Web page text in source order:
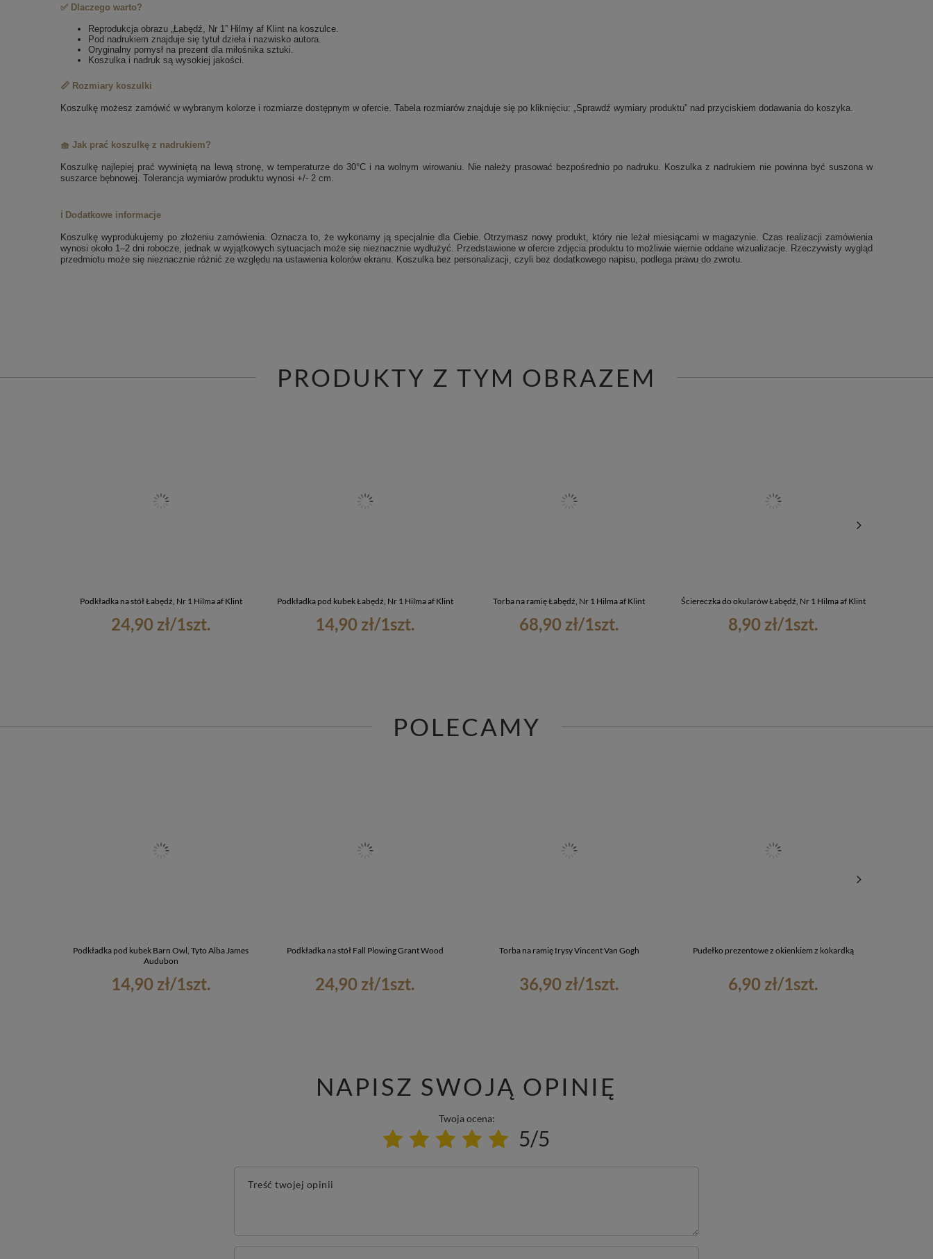
✅ Dlaczego warto?
Reprodukcja obrazu „Łabędź, Nr 1” Hilmy af Klint na koszulce.
Pod nadrukiem znajduje się tytuł dzieła i nazwisko autora.
Oryginalny pomysł na prezent dla miłośnika sztuki.
Koszulka i nadruk są wysokiej jakości.
📏 Rozmiary koszulki
Koszulkę możesz zamówić w wybranym kolorze i rozmiarze dostępnym w ofercie. Tabela rozmiarów znajduje się po kliknięciu: „Sprawdź wymiary produktu” nad przyciskiem dodawania do koszyka.
🧺 Jak prać koszulkę z nadrukiem?
Koszulkę najlepiej prać wywiniętą na lewą stronę, w temperaturze do 30°C i na wolnym wirowaniu. Nie należy prasować bezpośrednio po nadruku. Koszulka z nadrukiem nie powinna być suszona w
suszarce bębnowej. Tolerancja wymiarów produktu wynosi +/- 2 cm.
ℹ️ Dodatkowe informacje
Koszulkę wyprodukujemy po złożeniu zamówienia. Oznacza to, że wykonamy ją specjalnie dla Ciebie. Otrzymasz nowy produkt, który nie leżał miesiącami w magazynie. Czas realizacji zamówienia
wynosi około 1–2 dni robocze, jednak w wyjątkowych sytuacjach może się nieznacznie wydłużyć. Przedstawione w ofercie zdjęcia produktu to możliwie wiernie oddane wizualizacje. Rzeczywisty wygląd
przedmiotu może się nieznacznie różnić ze względu na ustawienia kolorów ekranu. Koszulka bez personalizacji, czyli bez dodatkowego napisu, podlega prawu do zwrotu.
PRODUKTY Z TYM OBRAZEM
Podkładka na stół Łabędź, Nr 1 Hilma af Klint
24,90 zł/1szt.
Podkładka pod kubek Łabędź, Nr 1 Hilma af Klint
14,90 zł/1szt.
Torba na ramię Łabędź, Nr 1 Hilma af Klint
68,90 zł/1szt.
Ściereczka do okularów Łabędź, Nr 1 Hilma af Klint
8,90 zł/1szt.
POLECAMY
Podkładka pod kubek Barn Owl, Tyto Alba James
Audubon
14,90 zł/1szt.
Podkładka na stół Fall Plowing Grant Wood
24,90 zł/1szt.
Torba na ramię Irysy Vincent Van Gogh
36,90 zł/1szt.
Pudełko prezentowe z okienkiem z kokardką
6,90 zł/1szt.
NAPISZ SWOJĄ OPINIĘ
Twoja ocena:
5/5
Treść twojej opinii